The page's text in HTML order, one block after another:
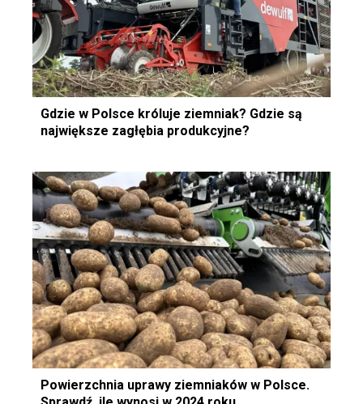
Gdzie w Polsce króluje ziemniak? Gdzie są
największe zagłębia produkcyjne?
Powierzchnia uprawy ziemniaków w Polsce.